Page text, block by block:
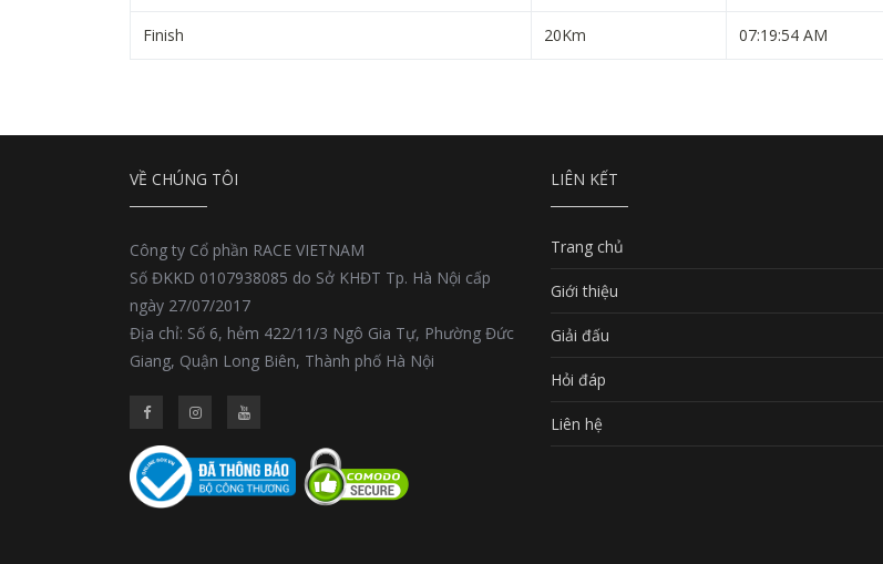
Finish 20Km 07:19:54 AM
VỀ CHÚNG TÔI
Công ty Cổ phần RACE VIETNAM
Số ĐKKD 0107938085 do Sở KHĐT Tp. Hà Nội cấp
ngày 27/07/2017
Địa chỉ: Số 6, hẻm 422/11/3 Ngô Gia Tự, Phường Đức
Giang, Quận Long Biên, Thành phố Hà Nội
LIÊN KẾT
Trang chủ
Giới thiệu
Giải đấu
Hỏi đáp
Liên hệ